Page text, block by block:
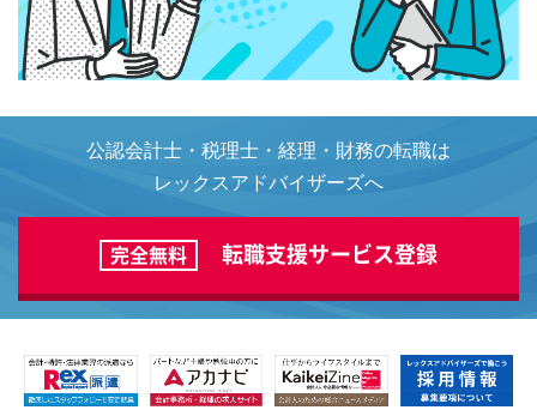
公認会計士・税理士・経理・財務の転職は
レックスアドバイザーズへ
完全無料 転職支援サービス登録